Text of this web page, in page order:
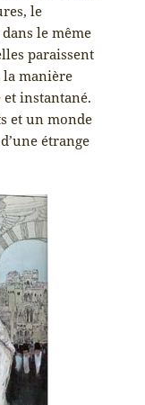
le
le même
paraissent
la manière
instantané.
et un monde
étrange